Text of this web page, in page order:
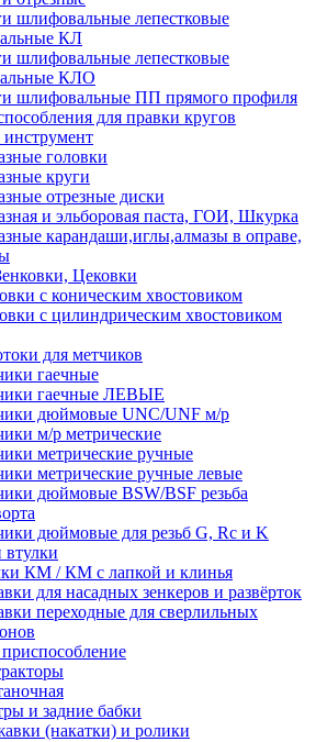
шлифовальные лепестковые
КЛ
шлифовальные лепестковые
КЛО
шлифовальные ПП прямого профиля
для правки кругов
головки
круги
отрезные диски
и эльборовая паста, ГОИ, Шкурка
карандаши,иглы,алмазы в оправе,
Цековки
с коническим хвостовиком
с цилиндрическим хвостовиком
для метчиков
гаечные
гаечные ЛЕВЫЕ
дюймовые UNC/UNF м/р
м/р метрические
метрические ручные
метрические ручные левые
дюймовые BSW/BSF резьба
дюймовые для резьб G, Rc и K
КМ / КМ с лапкой и клинья
для насадных зенкеров и развёрток
переходные для сверлильных
и задние бабки
(накатки) и ролики